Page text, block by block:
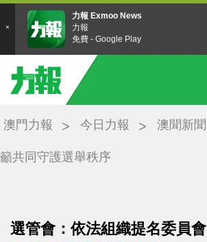
澳門力報 今日力報 澳聞新聞
籲共同守護選舉秩序
選管會：依法組織提名委員會